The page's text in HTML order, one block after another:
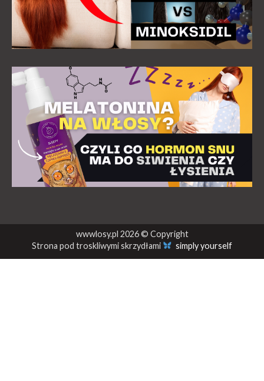
wwwlosy.pl 2026 © Copyright
Strona pod troskliwymi skrzydłami
simply yourself